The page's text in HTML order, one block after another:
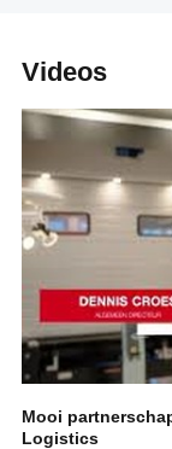
Videos
Mooi
Logistics